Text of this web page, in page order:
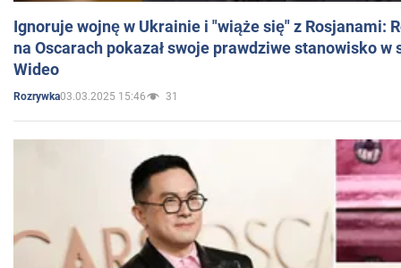
Ignoruje wojnę w Ukrainie i "wiąże się" z Rosjanami:
na Oscarach pokazał swoje prawdziwe stanowisko w
Wideo
Rozrywka03.03.2025 15:46 31